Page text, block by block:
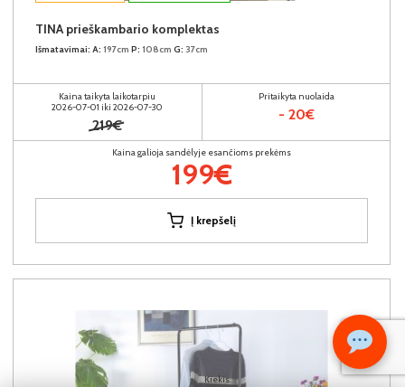
Kiekis:
TINA prieškambario komplektas
Išmatavimai: A: 197cm P: 108cm G: 37cm
Kaina taikyta laikotarpiu
2026-07-01 iki 2026-07-30
219€
Pritaikyta nuolaida
- 20€
Kaina galioja sandėlyje esančioms prekėms
199€
Į krepšelį